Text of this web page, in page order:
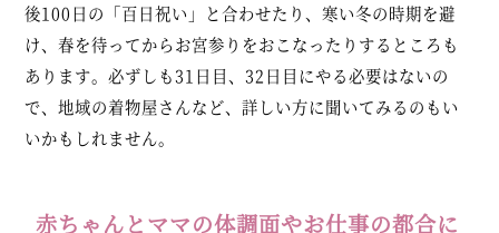
後100日の「百日祝い」と合わせたり、寒い冬の時期を避
け、春を待ってからお宮参りをおこなったりするところも
あります。必ずしも31日目、32日目にやる必要はないの
で、地域の着物屋さんなど、詳しい方に聞いてみるのもい
いかもしれません。
赤ちゃんとママの体調面やお仕事の都合に